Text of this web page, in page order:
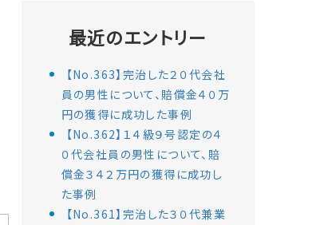
最近のエントリー
【No.363】完治した２０代会社
員の男性について、賠償金４０万
円の獲得に成功した事例
【No.362】１４級９号認定の４
０代会社員の男性について、賠
償金３４２万円の獲得に成功し
た事例
【No.361】完治した３０代兼業